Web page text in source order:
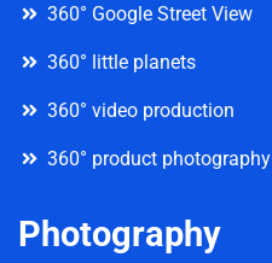
360° Google Street View
360° little planets
360° video production
360° product photography
Photography